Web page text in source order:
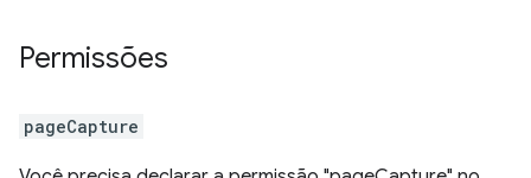
Permissões
pageCapture